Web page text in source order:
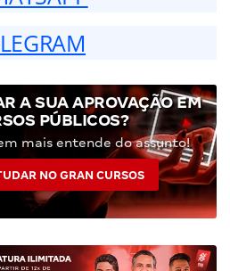
A SUA APROVAÇÃO EM
PÚBLICOS?
mais entende do assunto!
NO GRAN CURSOS